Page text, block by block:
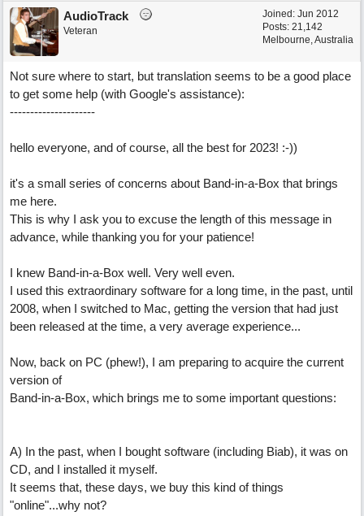
Joined: Jun 2012
Posts: 21,142
Melbourne, Australia
AudioTrack
Veteran
Not sure where to start, but translation seems to be a good place
to get some help (with Google's assistance):
---------------------
hello everyone, and of course, all the best for 2023! :-))
it's a small series of concerns about Band-in-a-Box that brings
me here.
This is why I ask you to excuse the length of this message in
advance, while thanking you for your patience!
I knew Band-in-a-Box well. Very well even.
I used this extraordinary software for a long time, in the past, until
2008, when I switched to Mac, getting the version that had just
been released at the time, a very average experience...
Now, back on PC (phew!), I am preparing to acquire the current
version of
Band-in-a-Box, which brings me to some important questions:
A) In the past, when I bought software (including Biab), it was on
CD, and I installed it myself.
It seems that, these days, we buy this kind of things
"online"...why not?